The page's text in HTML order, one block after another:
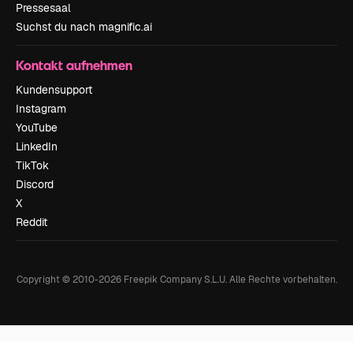
Pressesaal
Suchst du nach magnific.ai
Kontakt aufnehmen
Kundensupport
Instagram
YouTube
LinkedIn
TikTok
Discord
X
Reddit
Copyright © 2010-2026Freepik Company S.L.U. Alle Rechte vorbehalten.